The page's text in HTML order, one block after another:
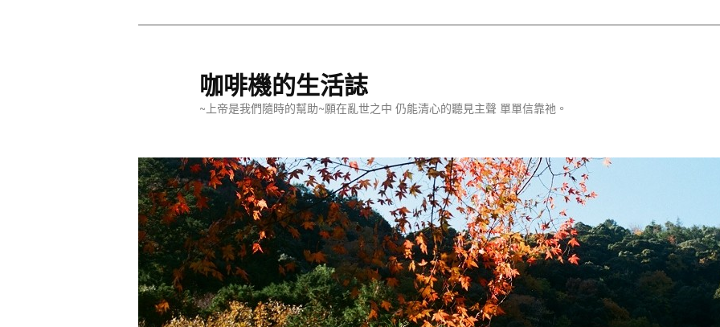
咖啡機的生活誌
~上帝是我們隨時的幫助~願在亂世之中 仍能清心的聽見主聲 單單信靠祂。